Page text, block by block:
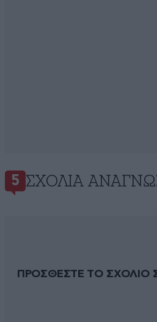
5 ΣΧΌΛΙΑ
ΠΡΟΣΘΕΣΤΕ ΤΟ ΣΧΟΛΙΟ